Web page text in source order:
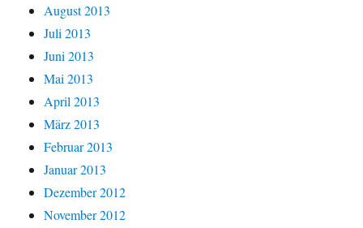
August 2013
Juli 2013
Juni 2013
Mai 2013
April 2013
März 2013
Februar 2013
Januar 2013
Dezember 2012
November 2012